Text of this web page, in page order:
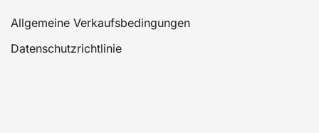
Allgemeine Verkaufsbedingungen
Datenschutzrichtlinie